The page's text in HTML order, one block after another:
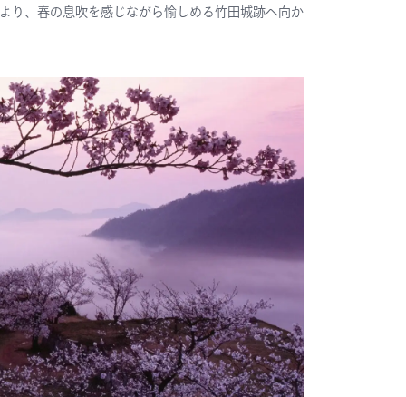
より、春の息吹を感じながら愉しめる竹田城跡へ向か